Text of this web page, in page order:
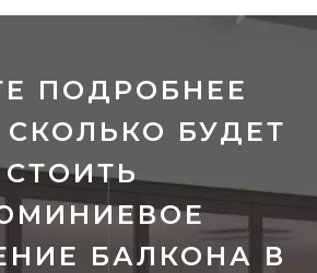
ПОДРОБНЕЕ
СКОЛЬКО БУДЕТ
СТОИТЬ
БАЛКОНА В